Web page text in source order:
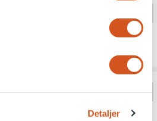
Detaljer